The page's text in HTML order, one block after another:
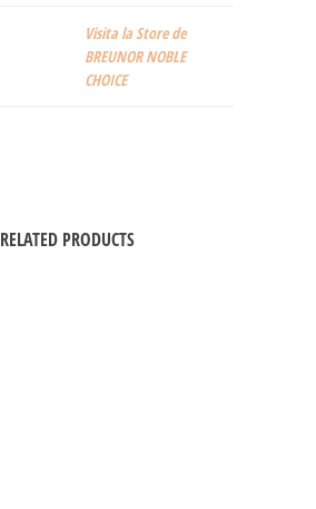
Visita la Store de
BREUNOR NOBLE
CHOICE
RELATED PRODUCTS